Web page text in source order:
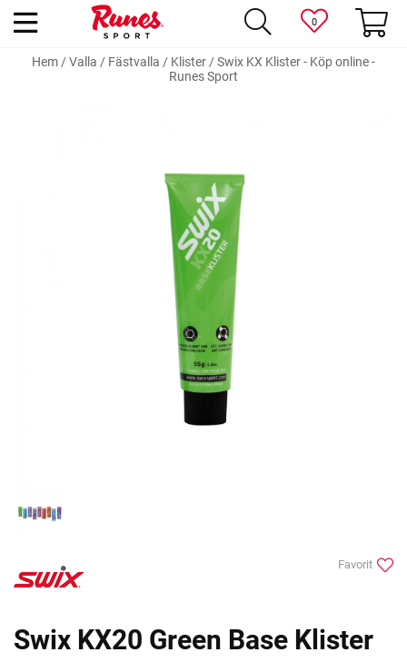
0
Hem/Valla / Fästvalla / Klister/Swix KX Klister - Köp online -
Runes Sport
Favorit
Swix KX20 Green Base Klister